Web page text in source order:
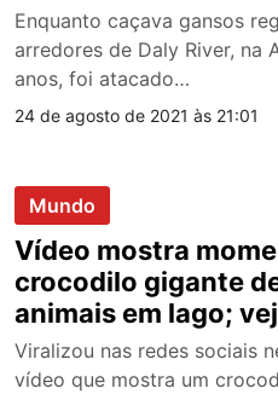
Enquanto caçava gansos
arredores de Daly River, na
anos, foi atacado…
24 de agosto de 2021 às 21:01
Mundo
Vídeo mostra
crocodilo gigante
animais em lago;
Viralizou nas redes sociais
vídeo que mostra um